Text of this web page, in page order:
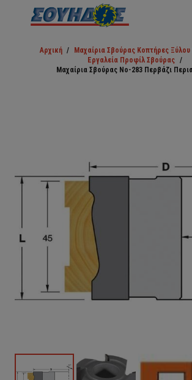
Αρχική / Μαχαίρια Σβούρας Κοπτήρες
Εργαλεία Προφίλ Σβούρας /
Μαχαίρια Σβούρας Νο-283 Περβάζι